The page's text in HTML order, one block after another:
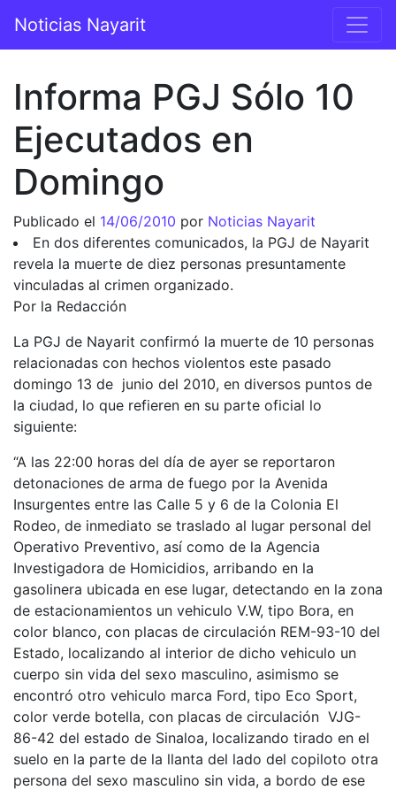
Navegación principal
Noticias Nayarit
Informa PGJ Sólo 10
Ejecutados en
Domingo
Publicado el 14/06/2010 por Noticias Nayarit
En dos diferentes comunicados, la PGJ de Nayarit
revela la muerte de diez personas presuntamente
vinculadas al crimen organizado.
Por la Redacción
La PGJ de Nayarit confirmó la muerte de 10 personas
relacionadas con hechos violentos este pasado
domingo 13 de junio del 2010, en diversos puntos de
la ciudad, lo que refieren en su parte oficial lo
siguiente:
“A las 22:00 horas del día de ayer se reportaron
detonaciones de arma de fuego por la Avenida
Insurgentes entre las Calle 5 y 6 de la Colonia El
Rodeo, de inmediato se traslado al lugar personal del
Operativo Preventivo, así como de la Agencia
Investigadora de Homicidios, arribando en la
gasolinera ubicada en ese lugar, detectando en la zona
de estacionamientos un vehiculo V.W, tipo Bora, en
color blanco, con placas de circulación REM-93-10 del
Estado, localizando al interior de dicho vehiculo un
cuerpo sin vida del sexo masculino, asimismo se
encontró otro vehiculo marca Ford, tipo Eco Sport,
color verde botella, con placas de circulación VJG-
86-42 del estado de Sinaloa, localizando tirado en el
suelo en la parte de la llanta del lado del copiloto otra
persona del sexo masculino sin vida, a bordo de ese